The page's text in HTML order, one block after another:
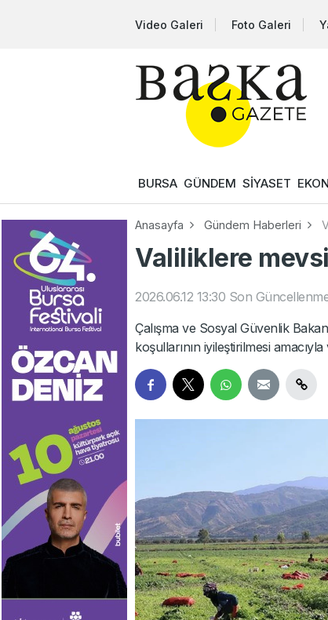
Video Galeri Foto Galeri
BURSA GÜNDEM SİYASET
Anasayfa Gündem Haberleri
Valiliklere
2026.06.12 13:30 Son
Çalışma ve Sosyal Güvenlik
koşullarının iyileştirilmesi